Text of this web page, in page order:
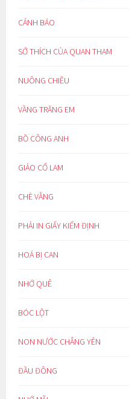
CẢNH BÁO
SỞ THÍCH CỦA QUAN THAM
NUÔNG CHIỀU
VẦNG TRĂNG EM
BỒ CÔNG ANH
GIẢO CỔ LAM
CHÈ VẰNG
PHẢI IN GIẤY KIỂM ĐỊNH
HOÁ BỊ CAN
NHỚ QUÊ
BÓC LỘT
NON NƯỚC CHẲNG YÊN
ĐẦU ĐÔNG